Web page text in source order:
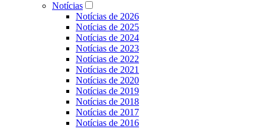
Notícias
Notícias de 2026
Notícias de 2025
Notícias de 2024
Notícias de 2023
Notícias de 2022
Notícias de 2021
Notícias de 2020
Notícias de 2019
Notícias de 2018
Notícias de 2017
Notícias de 2016